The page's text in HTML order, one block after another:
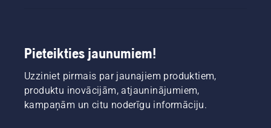
Pieteikties jaunumiem!
Uzziniet pirmais par jaunajiem produktiem,
produktu inovācijām, atjauninājumiem,
kampaņām un citu noderīgu informāciju.